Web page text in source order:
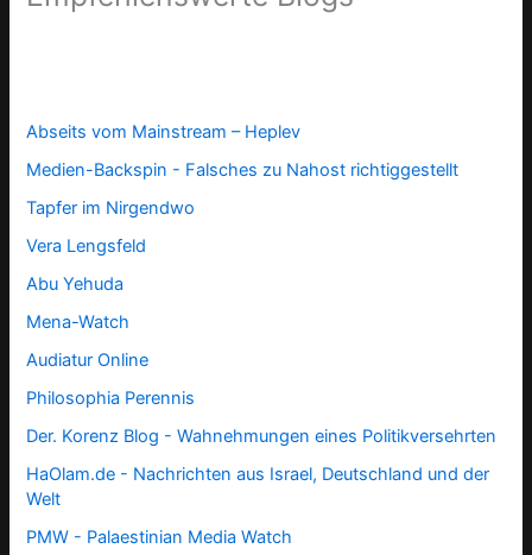
Abseits vom Mainstream – Heplev
Medien-Backspin - Falsches zu Nahost richtiggestellt
Tapfer im Nirgendwo
Vera Lengsfeld
Abu Yehuda
Mena-Watch
Audiatur Online
Philosophia Perennis
Der. Korenz Blog - Wahnehmungen eines Politikversehrten
HaOlam.de - Nachrichten aus Israel, Deutschland und der
Welt
PMW - Palaestinian Media Watch